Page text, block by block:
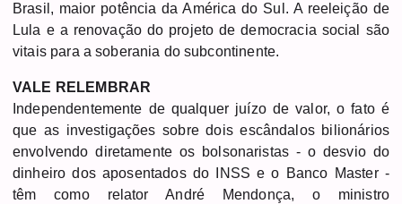
Brasil, maior potência da América do Sul. A reeleição de
Lula e a renovação do projeto de democracia social são
vitais para a soberania do subcontinente.
VALE RELEMBRAR
Independentemente de qualquer juízo de valor, o fato é
que as investigações sobre dois escândalos bilionários
envolvendo diretamente os bolsonaristas - o desvio do
dinheiro dos aposentados do INSS e o Banco Master -
têm como relator André Mendonça, o ministro